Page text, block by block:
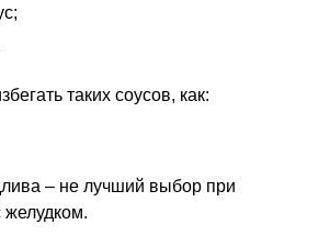
таких соусов, как:
– не лучший выбор при
желудком.